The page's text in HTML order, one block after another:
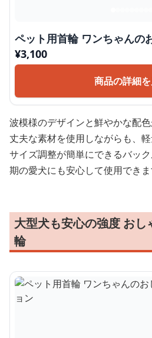
ペット用首輪 ワンち
¥3,100
商品の詳細
波模様のデザインと鮮やかな配色
丈夫な素材を使用しながらも、軽
サイズ調整が簡単にできるバッ
期の愛犬にも安心して使用できま
大型犬も安心の強度 お
輪